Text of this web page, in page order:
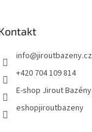
info@jiroutbazeny.cz
+420 704 109 814
E-shop Jirout Bazény
eshopjiroutbazeny